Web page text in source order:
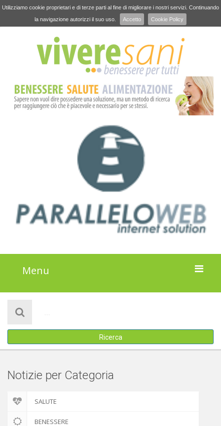
Utilizziamo cookie proprietari e di terze parti al fine di migliorare i nostri servizi. Continuando
la navigazione autorizzi il suo uso.
Accetto Cookie Policy
Menu
ATTIVITÀ
IL PROGETTO
Ricerca
Notizie per Categoria
SALUTE
BENESSERE